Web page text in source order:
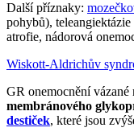
Další příznaky:
pohybů),
atrofie, nádorová
Wiskott-Aldrichův
GR onemocnění vázané
membránového
destiček, které jsou